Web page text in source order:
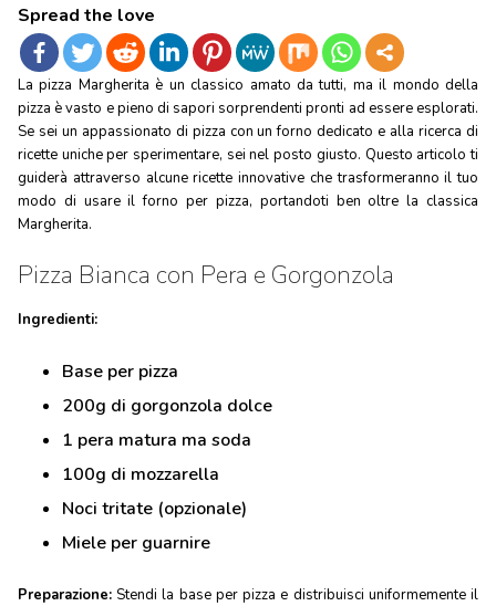
Spread the love
La pizza Margherita è un classico amato da tutti, ma il mondo della
pizza è vasto e pieno di sapori sorprendenti pronti ad essere esplorati.
Se sei un appassionato di pizza con un forno dedicato e alla ricerca di
ricette uniche per sperimentare, sei nel posto giusto. Questo articolo ti
guiderà attraverso alcune ricette innovative che trasformeranno il tuo
modo di usare il forno per pizza, portandoti ben oltre la classica
Margherita.
Pizza Bianca con Pera e Gorgonzola
Ingredienti:
Base per pizza
200g di gorgonzola dolce
1 pera matura ma soda
100g di mozzarella
Noci tritate (opzionale)
Miele per guarnire
Preparazione: Stendi la base per pizza e distribuisci uniformemente il